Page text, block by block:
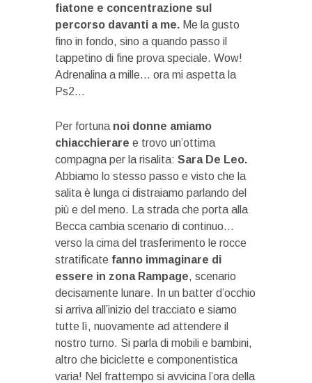
fiatone e concentrazione sul
percorso davanti a me. Me la gusto
fino in fondo, sino a quando passo il
tappetino di fine prova speciale. Wow!
Adrenalina a mille… ora mi aspetta la
Ps2…
Per fortuna noi donne amiamo
chiacchierare e trovo un’ottima
compagna per la risalita: Sara De Leo.
Abbiamo lo stesso passo e visto che la
salita è lunga ci distraiamo parlando del
più e del meno. La strada che porta alla
Becca cambia scenario di continuo…
verso la cima del trasferimento le rocce
stratificate fanno immaginare di
essere in zona Rampage, scenario
decisamente lunare. In un batter d’occhio
si arriva all’inizio del tracciato e siamo
tutte lì, nuovamente ad attendere il
nostro turno. Si parla di mobili e bambini,
altro che biciclette e componentistica
varia! Nel frattempo si avvicina l’ora della